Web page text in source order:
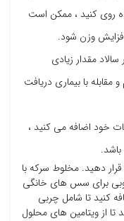
روی کنید ، ممکن است
افزایش وزن شود.
مقدار زیادی
با بیماری دریافت
خود اضافه می کنید ،
دهید. مخلوط سرکه با
برای سس های خانگی
کنید تا شامل چربی
از ویتامین های محلول